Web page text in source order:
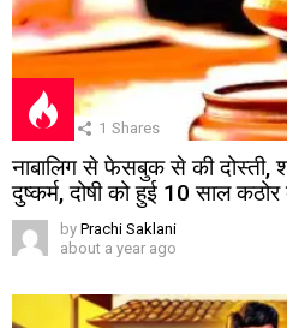
1 Shares
नाबालिग से फेसबुक से की दोस्ती,
दुष्कर्म, दोषी को हुई 10 साल
by Prachi Saklani
about a year ago